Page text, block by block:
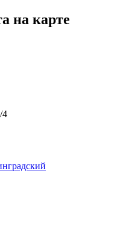
на карте
4